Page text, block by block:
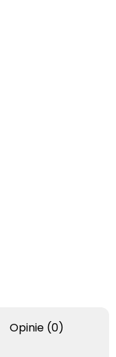
Opinie (0)